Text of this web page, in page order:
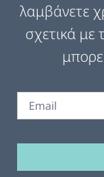
λαμβάνετε
σχετικά με